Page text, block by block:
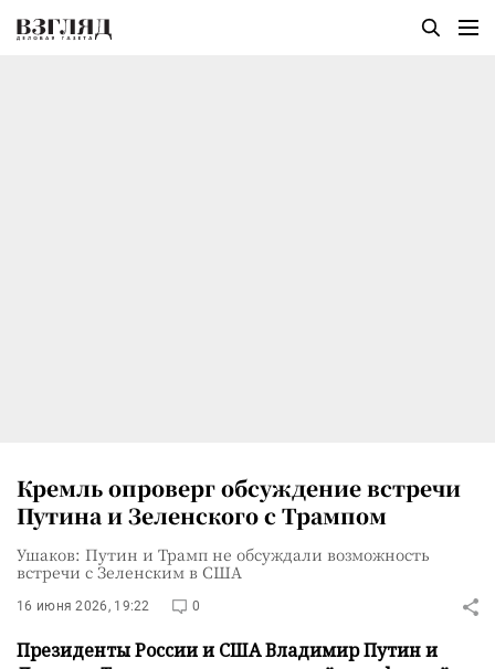
Кремль опроверг обсуждение встречи
Путина и Зеленского с Трампом
Ушаков: Путин и Трамп не обсуждали возможность
встречи с Зеленским в США
16 июня 2026, 19:22 0
Президенты России и США Владимир Путин и